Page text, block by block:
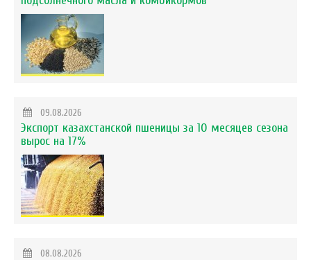
09.08.2026
Экспорт казахстанской пшеницы за 10 месяцев сезона
вырос на 17%
08.08.2026